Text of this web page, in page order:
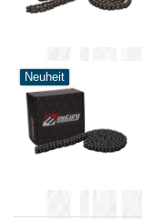
Neuheit